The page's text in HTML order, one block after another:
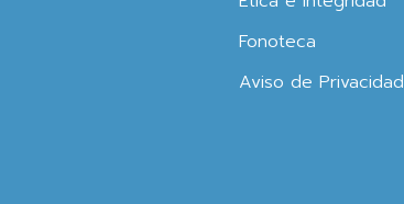
Fonoteca
Aviso de Privacidad